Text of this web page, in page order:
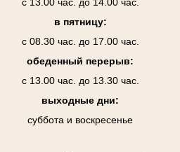
в пятницу:
с 08.30 час. до 17.00 час.
обеденный перерыв:
с 13.00 час. до 13.30 час.
выходные дни:
суббота и воскресенье